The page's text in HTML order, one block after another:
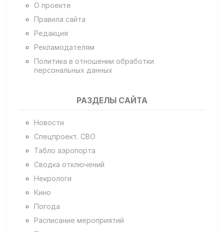
О проекте
Правила сайта
Редакция
Рекламодателям
Политика в отношении обработки
персональных данных
РАЗДЕЛЫ САЙТА
Новости
Спецпроект. СВО
Табло аэропорта
Сводка отключений
Некрологи
Кино
Погода
Расписание мероприятий